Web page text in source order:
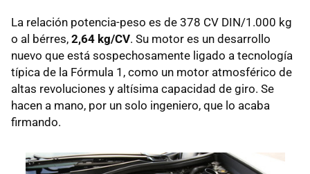
La relación potencia-peso es de 378 CV DIN/1.000 kg
o al bérres, 2,64 kg/CV. Su motor es un desarrollo
nuevo que está sospechosamente ligado a tecnología
típica de la Fórmula 1, como un motor atmosférico de
altas revoluciones y altísima capacidad de giro. Se
hacen a mano, por un solo ingeniero, que lo acaba
firmando.